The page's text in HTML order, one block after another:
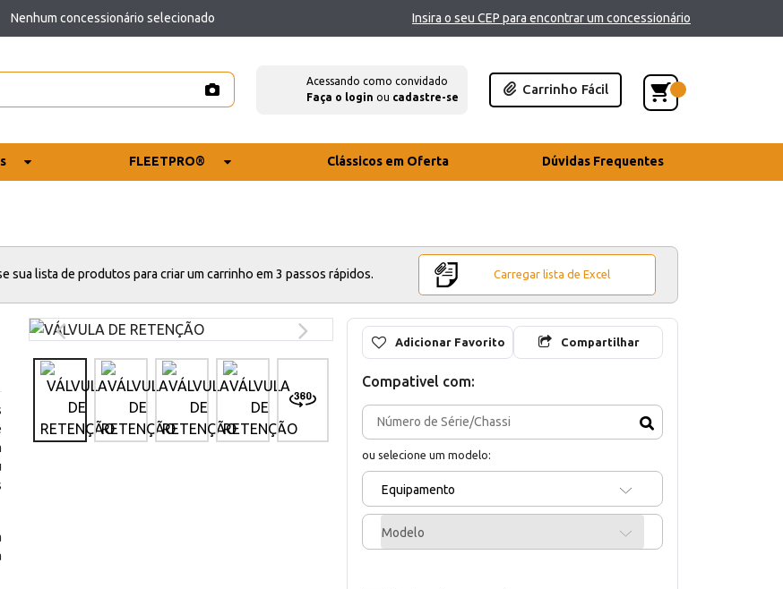
Nenhum concessionário selecionado Insira o seu CEP para encontrar um concessionário
Acessando como convidado
Faça o login ou cadastre-se
Carrinho Fácil
FLEETPRO® Clássicos em Oferta Dúvidas Frequentes
sua lista de produtos para criar um carrinho em 3 passos rápidos. Carregar lista de Excel
Adicionar Favorito Compartilhar
Compativel com:
ou selecione um modelo:
Equipamento
Modelo